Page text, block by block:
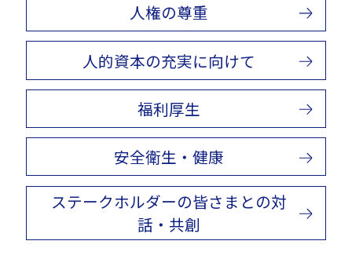
人権の尊重
人的資本の充実に向けて
福利厚生
安全衛生・健康
ステークホルダーの皆さまとの対
話・共創